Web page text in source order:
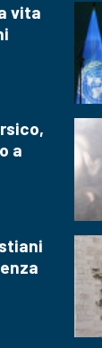
vita
a